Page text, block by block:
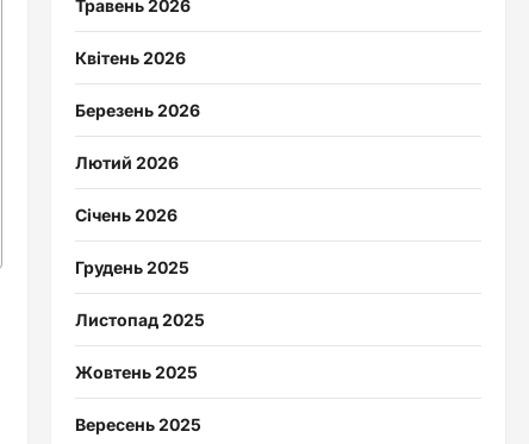
Травень 2026
Квітень 2026
Березень 2026
Лютий 2026
Січень 2026
Грудень 2025
Листопад 2025
Жовтень 2025
Вересень 2025